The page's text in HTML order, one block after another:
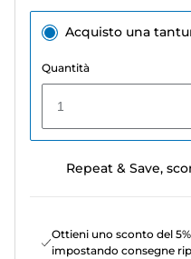
Acquisto una
Quantità
1
Repeat & Save,
Ottieni uno sconto del
impostando consegne